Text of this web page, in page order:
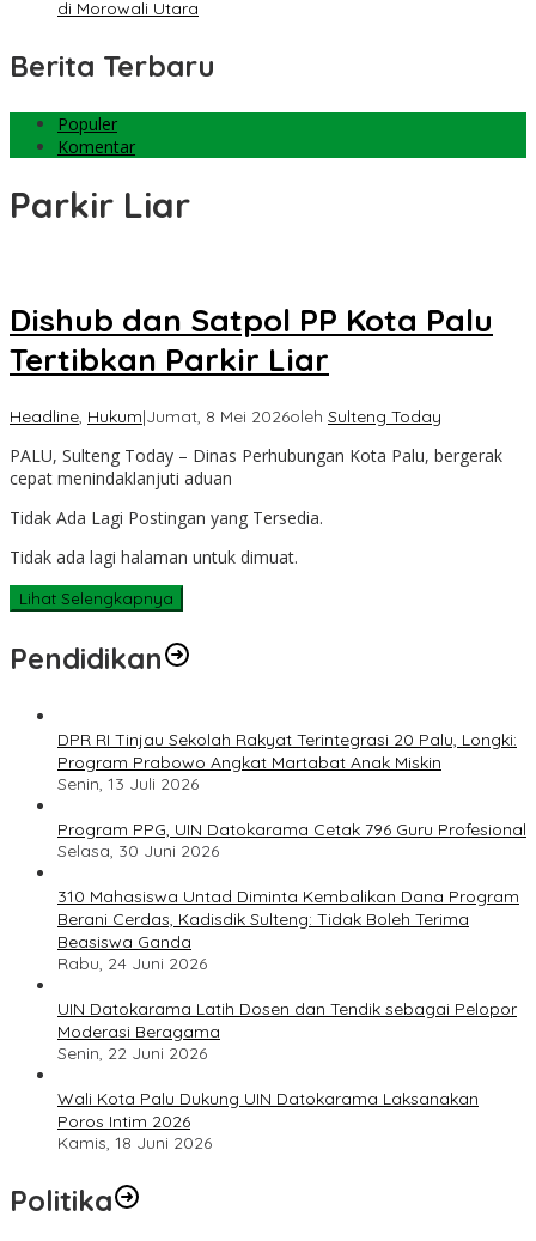
di Morowali Utara
Berita Terbaru
Populer
Komentar
Parkir Liar
Dishub dan Satpol PP Kota Palu
Tertibkan Parkir Liar
Headline, Hukum|Jumat, 8 Mei 2026oleh Sulteng Today
PALU, Sulteng Today – Dinas Perhubungan Kota Palu, bergerak
cepat menindaklanjuti aduan
Tidak Ada Lagi Postingan yang Tersedia.
Tidak ada lagi halaman untuk dimuat.
Lihat Selengkapnya
Pendidikan
DPR RI Tinjau Sekolah Rakyat Terintegrasi 20 Palu, Longki:
Program Prabowo Angkat Martabat Anak Miskin
Senin, 13 Juli 2026
Program PPG, UIN Datokarama Cetak 796 Guru Profesional
Selasa, 30 Juni 2026
310 Mahasiswa Untad Diminta Kembalikan Dana Program
Berani Cerdas, Kadisdik Sulteng: Tidak Boleh Terima
Beasiswa Ganda
Rabu, 24 Juni 2026
UIN Datokarama Latih Dosen dan Tendik sebagai Pelopor
Moderasi Beragama
Senin, 22 Juni 2026
Wali Kota Palu Dukung UIN Datokarama Laksanakan
Poros Intim 2026
Kamis, 18 Juni 2026
Politika